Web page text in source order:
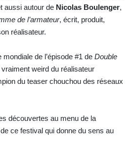
aussi autour de Nicolas Boulenger,
de l’armateur, écrit, produit,
réalisateur.
de l’épisode #1 de Double
vraiment weird du réalisateur
du teaser chouchou des réseaux
découvertes au menu de la
ce festival qui donne du sens au